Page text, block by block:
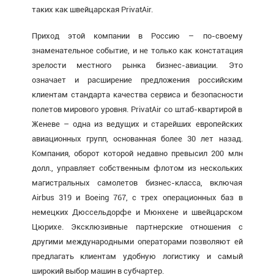
таких как швейцарская PrivatAir.
Приход этой компании в Россию – по-своему
знаменательное событие, и не только как констатация
зрелости местного рынка бизнес-авиации. Это
означает и расширение предложения российским
клиентам стандарта качества сервиса и безопасности
полетов мирового уровня. PrivatAir со штаб-квартирой в
Женеве – одна из ведущих и старейших европейских
авиационных групп, основанная более 30 лет назад.
Компания, оборот которой недавно превысил 200 млн
долл., управляет собственным флотом из нескольких
магистральных самолетов бизнес-класса, включая
Airbus 319 и Boeing 767, с трех операционных баз в
немецких Дюссельдорфе и Мюнхене и швейцарском
Цюрихе. Эксклюзивные партнерские отношения с
другими международными операторами позволяют ей
предлагать клиентам удобную логистику и самый
широкий выбор машин в субчартер.